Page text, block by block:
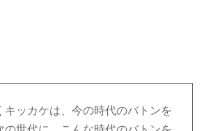
キッカケは、今の時代のバトンを